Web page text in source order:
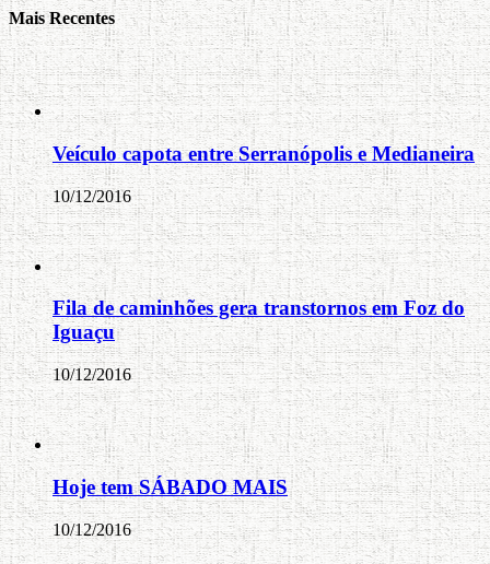
Mais Recentes
Veículo capota entre Serranópolis e Medianeira
10/12/2016
Fila de caminhões gera transtornos em Foz do
Iguaçu
10/12/2016
Hoje tem SÁBADO MAIS
10/12/2016